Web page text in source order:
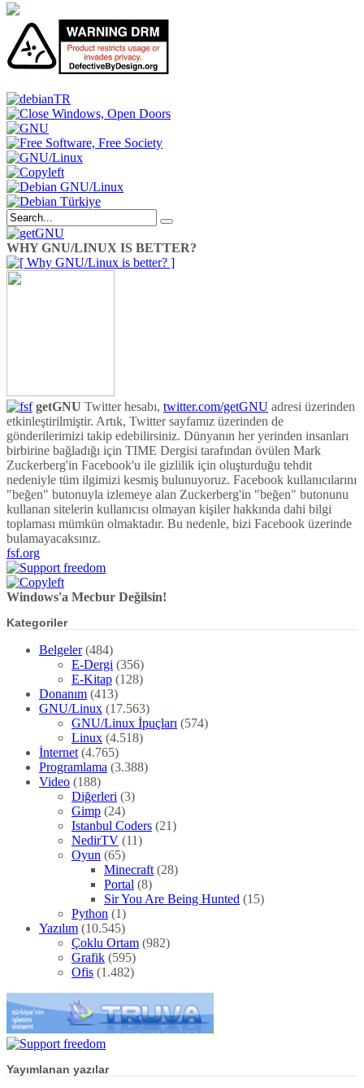
WHY GNU/LINUX IS BETTER?
getGNU Twitter hesabı, twitter.com/getGNU adresi üzerinden
etkinleştirilmiştir. Artık, Twitter sayfamız üzerinden de
gönderilerimizi takip edebilirsiniz. Dünyanın her yerinden insanları
birbirine bağladığı için TIME Dergisi tarafından övülen Mark
Zuckerberg'in Facebook'u ile gizlilik için oluşturduğu tehdit
nedeniyle tüm ilgimizi kesmiş bulunuyoruz. Facebook kullanıcılarını
"beğen" butonuyla izlemeye alan Zuckerberg'in "beğen" butonunu
kullanan sitelerin kullanıcısı olmayan kişiler hakkında dahi bilgi
toplaması mümkün olmaktadır. Bu nedenle, bizi Facebook üzerinde
bulamayacaksınız.
fsf.org
Windows'a Mecbur Değilsin!
Kategoriler
Belgeler(484)
E-Dergi (356)
E-Kitap (128)
Donanım (413)
GNU/Linux (17.563)
GNU/Linux İpuçları (574)
Linux (4.518)
İnternet (4.765)
Programlama (3.388)
Video (188)
Diğerleri (3)
Gimp (24)
Istanbul Coders (21)
NedirTV (11)
Oyun (65)
Minecraft (28)
Portal (8)
Sir You Are Being Hunted (15)
Python (1)
Yazılım (10.545)
Çoklu Ortam (982)
Grafik (595)
Ofis (1.482)
Yayımlanan yazılar